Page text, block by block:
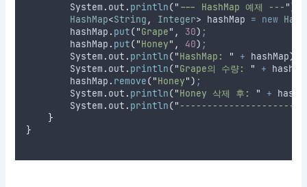
System . out . println(" --- HashMap 예제 --- ")
HashMap<String , Integer> hashMap = new
hashMap . put("Grape" , 30) ;
hashMap . put("Honey" , 40) ;
System . out . println("HashMap: " + hashMap)
System . out . println("Grape의 수량: " +
hashMap . remove("Honey") ;
System . out . println("Honey 삭제 후: " +
System . out . println("-----------------------
}
}